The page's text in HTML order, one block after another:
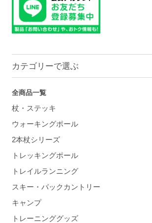
カテゴリーで選ぶ
全商品一覧
杖・ステッキ
ウォーキングポール
2本杖シリーズ
トレッキングポール
トレイルランニング
スキー・バックカントリー
キャンプ
トレーニンググッズ